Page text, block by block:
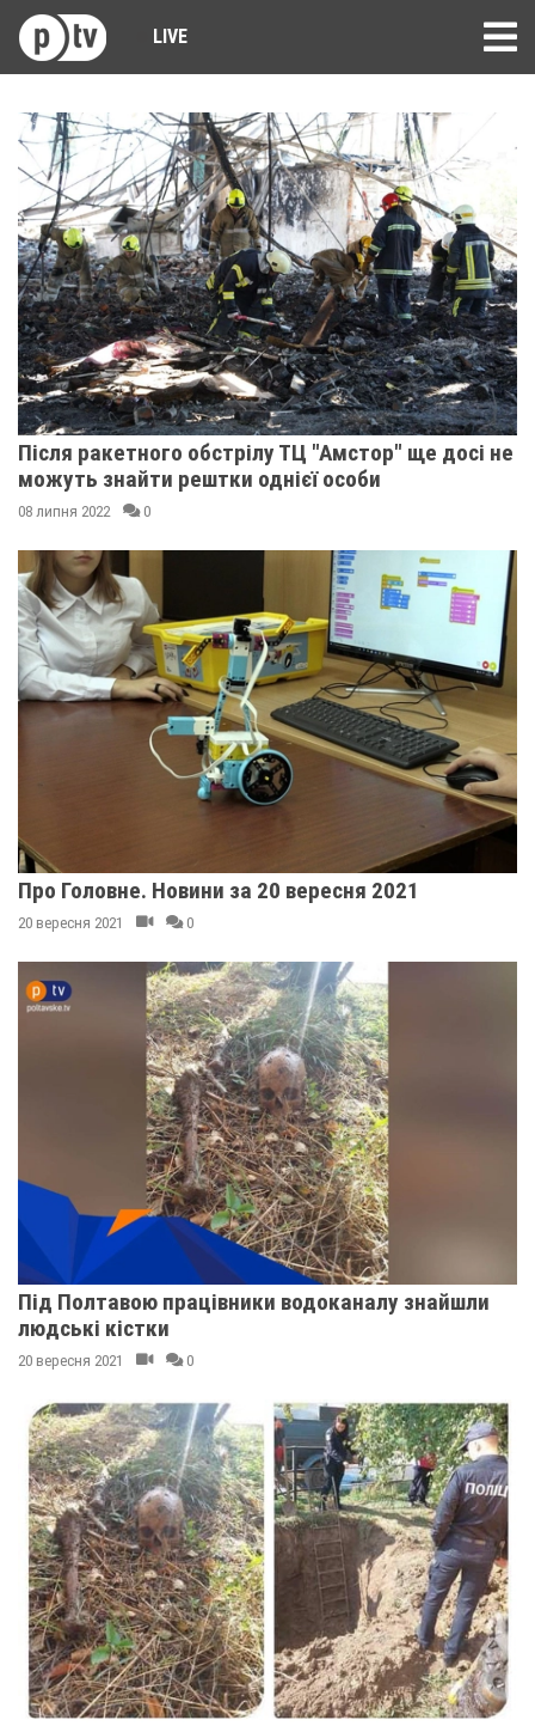
LIVE
Після ракетного обстрілу ТЦ "Амстор" ще досі не
можуть знайти рештки однієї особи
08 липня 2022 0
Про Головне. Новини за 20 вересня 2021
20 вересня 2021 0
Під Полтавою працівники водоканалу знайшли
людські кістки
20 вересня 2021 0